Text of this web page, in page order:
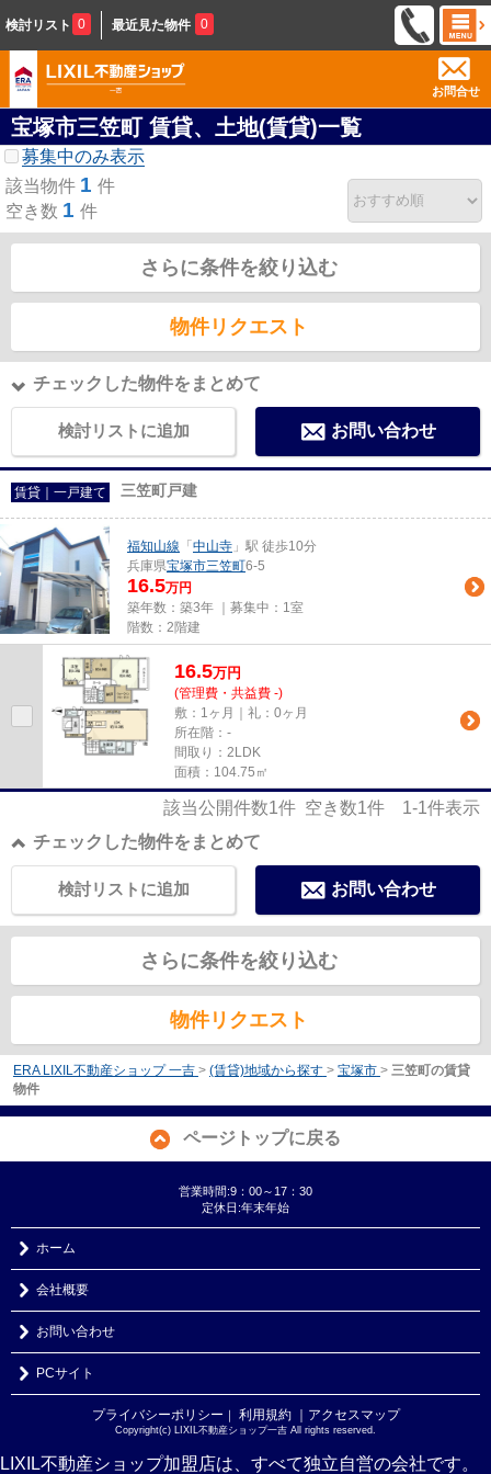
検討リスト 0 最近見た物件 0
お問合せ
宝塚市三笠町 賃貸、土地(賃貸)一覧
募集中のみ表示
該当物件 1 件
空き数 1 件
さらに条件を絞り込む
物件リクエスト
チェックした物件をまとめて
検討リストに追加 お問い合わせ
賃貸｜一戸建て 三笠町戸建
福知山線 「 中山寺 」駅 徒歩10分
兵庫県宝塚市三笠町6-5
16.5万円
築年数：築3年 ｜募集中： 1室
階数：2階建
16.5万円
(管理費・共益費 -)
敷：1ヶ月｜礼：0ヶ月
所在階：-
間取り：2LDK
面積：104.75㎡
該当公開件数1件 空き数1件 1-1件表示
チェックした物件をまとめて
お問い合わせ
検討リストに追加
さらに条件を絞り込む
物件リクエスト
ERA LIXIL不動産ショップ 一吉 > (賃貸)地域から探す > 宝塚市 > 三笠町の賃貸
物件
ページトップに戻る
営業時間:9：00～17：30
定休日:年末年始
ホーム
会社概要
お問い合わせ
PCサイト
プライバシーポリシー ｜ 利用規約 ｜アクセスマップ
Copyright(c) LIXIL不動産ショップ一吉 All rights reserved.
LIXIL不動産ショップ加盟店は、すべて独立自営の会社です。